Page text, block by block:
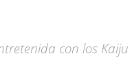
con los